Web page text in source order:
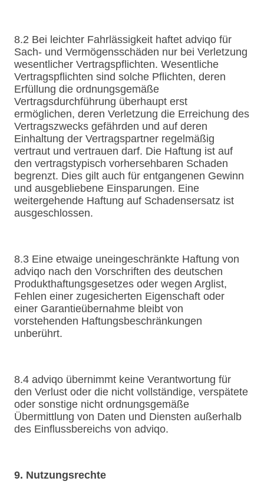
8.2 Bei leichter Fahrlässigkeit haftet adviqo für
Sach- und Vermögensschäden nur bei Verletzung
wesentlicher Vertragspflichten. Wesentliche
Vertragspflichten sind solche Pflichten, deren
Erfüllung die ordnungsgemäße
Vertragsdurchführung überhaupt erst
ermöglichen, deren Verletzung die Erreichung des
Vertragszwecks gefährden und auf deren
Einhaltung der Vertragspartner regelmäßig
vertraut und vertrauen darf. Die Haftung ist auf
den vertragstypisch vorhersehbaren Schaden
begrenzt. Dies gilt auch für entgangenen Gewinn
und ausgebliebene Einsparungen. Eine
weitergehende Haftung auf Schadensersatz ist
ausgeschlossen.
8.3 Eine etwaige uneingeschränkte Haftung von
adviqo nach den Vorschriften des deutschen
Produkthaftungsgesetzes oder wegen Arglist,
Fehlen einer zugesicherten Eigenschaft oder
einer Garantieübernahme bleibt von
vorstehenden Haftungsbeschränkungen
unberührt.
8.4 adviqo übernimmt keine Verantwortung für
den Verlust oder die nicht vollständige, verspätete
oder sonstige nicht ordnungsgemäße
Übermittlung von Daten und Diensten außerhalb
des Einflussbereichs von adviqo.
9. Nutzungsrechte